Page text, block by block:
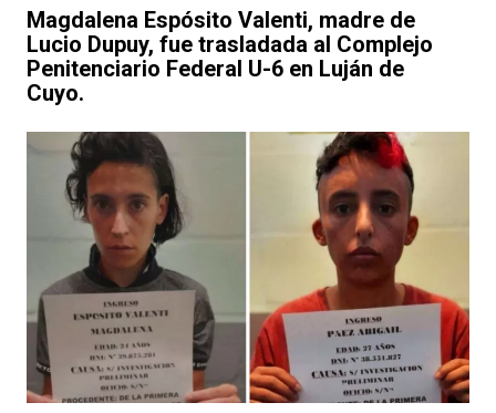
Magdalena Espósito Valenti, madre de
Lucio Dupuy, fue trasladada al Complejo
Penitenciario Federal U-6 en Luján de
Cuyo.